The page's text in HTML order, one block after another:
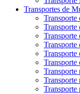
Transportes de
Transporte
Transporte
Transporte
Transporte
Transporte
Transporte
Transporte
Transporte